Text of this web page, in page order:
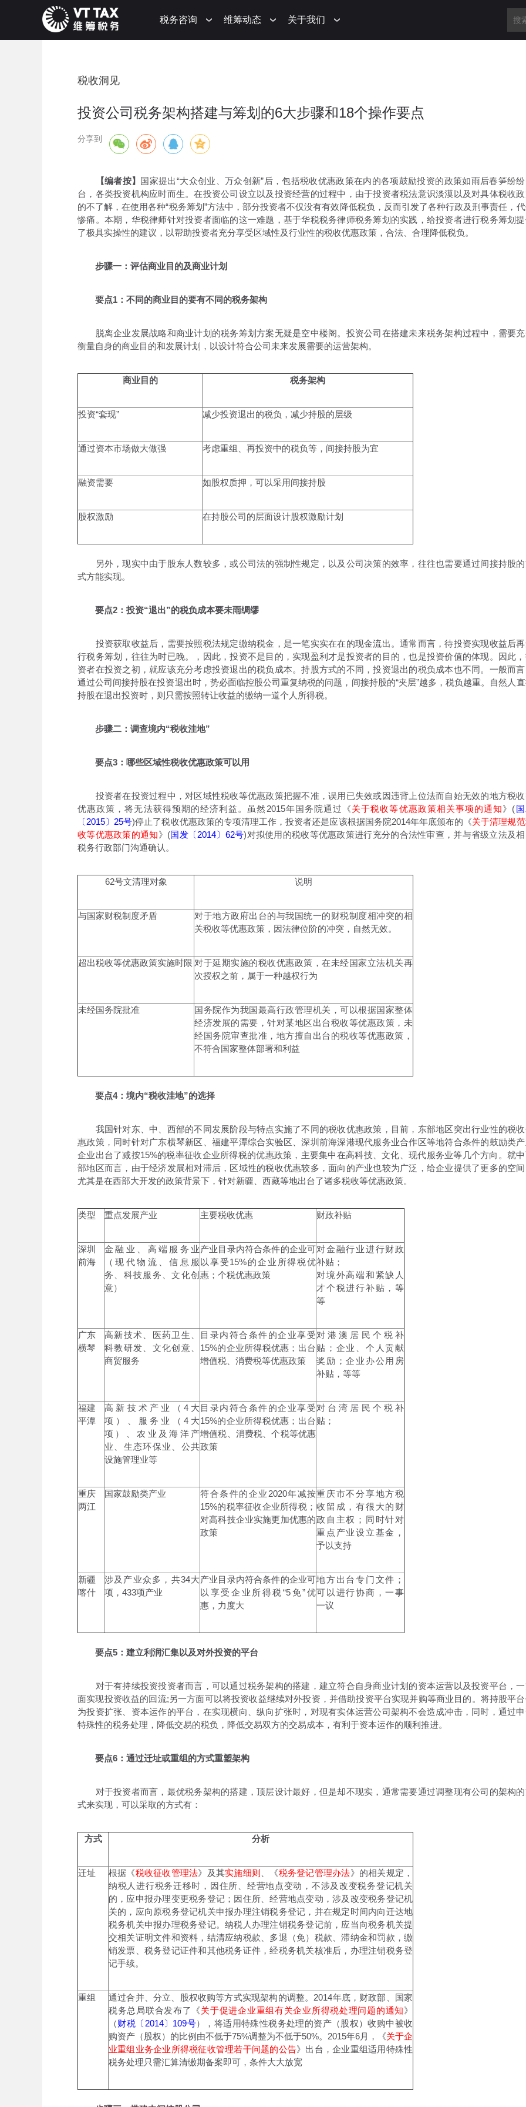
税务咨询 维筹动态 关于我们
税收洞见
投资公司税务架构搭建与筹划的6大步骤和18个操作要点
分享到
【编者按】 国家提出“大众创业、万众创新”后，包括税收优惠政策在内的各项鼓励投资的政策如雨后春笋纷纷
台，各类投资机构应时而生。在投资公司设立以及投资经营的过程中，由于投资者税法意识淡漠以及对具体税收
的不了解，在使用各种“税务筹划”方法中，部分投资者不仅没有有效降低税负，反而引发了各种行政及刑事责任，
惨痛。本期，华税律师针对投资者面临的这一难题，基于华税税务律师税务筹划的实践，给投资者进行税务筹划
了极具实操性的建议，以帮助投资者充分享受区域性及行业性的税收优惠政策，合法、合理降低税负。
步骤一：评估商业目的及商业计划
要点1：不同的商业目的要有不同的税务架构
脱离企业发展战略和商业计划的税务筹划方案无疑是空中楼阁。投资公司在搭建未来税务架构过程中，需要
衡量自身的商业目的和发展计划，以设计符合公司未来发展需要的运营架构。
商业目的 税务架构
投资“套现” 减少投资退出的税负，减少持股的层级
通过资本市场做大做强 考虑重组、再投资中的税负等，间接持股为宜
融资需要 如股权质押，可以采用间接持股
股权激励 在持股公司的层面设计股权激励计划
另外，现实中由于股东人数较多，或公司法的强制性规定，以及公司决策的效率，往往也需要通过间接持股
式方能实现。
要点2：投资“退出”的税负成本要未雨绸缪
投资获取收益后，需要按照税法规定缴纳税金，是一笔实实在在的现金流出。通常而言，待投资实现收益后
行税务筹划，往往为时已晚。，因此，投资不是目的，实现盈利才是投资者的目的，也是投资价值的体现。因此
资者在投资之初，就应该充分考虑投资退出的税负成本。持股方式的不同，投资退出的税负成本也不同。一般而言
通过公司间接持股在投资退出时，势必面临控股公司重复纳税的问题，间接持股的“夹层”越多，税负越重。自然人
持股在退出投资时，则只需按照转让收益的缴纳一道个人所得税。
步骤二：调查境内“税收洼地”
要点3：哪些区域性税收优惠政策可以用
投资者在投资过程中，对区域性税收等优惠政策把握不准，误用已失效或因违背上位法而自始无效的地方税
优惠政策，将无法获得预期的经济利益。虽然2015年国务院通过《关于税收等优惠政策相关事项的通知》(
〔2015〕25号)停止了税收优惠政策的专项清理工作，投资者还是应该根据国务院2014年年底颁布的《关于清理规
收等优惠政策的通知》(国发〔2014〕62号)对拟使用的税收等优惠政策进行充分的合法性审查，并与省级立法及
税务行政部门沟通确认。
62号文清理对象 说明
与国家财税制度矛盾
对于地方政府出台的与我国统一的财税制度相冲突的相
关税收等优惠政策，因法律位阶的冲突，自然无效。
超出税收等优惠政策实施时限 对于延期实施的税收优惠政策，在未经国家立法机关再
次授权之前，属于一种越权行为
未经国务院批准
国务院作为我国最高行政管理机关，可以根据国家整体
经济发展的需要，针对某地区出台税收等优惠政策，未
经国务院审查批准，地方擅自出台的税收等优惠政策，
不符合国家整体部署和利益
要点4：境内“税收洼地”的选择
我国针对东、中、西部的不同发展阶段与特点实施了不同的税收优惠政策，目前，东部地区突出行业性的税
惠政策，同时针对广东横琴新区、福建平潭综合实验区、深圳前海深港现代服务业合作区等地符合条件的鼓励类
企业出台了减按15%的税率征收企业所得税的优惠政策，主要集中在高科技、文化、现代服务业等几个方向。就
部地区而言，由于经济发展相对滞后，区域性的税收优惠较多，面向的产业也较为广泛，给企业提供了更多的空间
尤其是在西部大开发的政策背景下，针对新疆、西藏等地出台了诸多税收等优惠政策。
类型 重点发展产业 主要税收优惠 财政补贴
深圳
前海
金融业、高端服务业
（现代物流、信息服
务、科技服务、文化创
意）
产业目录内符合条件的企业可
以享受15%的企业所得税优
惠；个税优惠政策
对金融行业进行财政
补贴；
对境外高端和紧缺人
才个税进行补贴，等
等
广东
横琴
高新技术、医药卫生、
科教研发、文化创意、
商贸服务
目录内符合条件的企业享受
15%的企业所得税优惠；出台
增值税、消费税等优惠政策
对港澳居民个税补
贴；企业、个人贡献
奖励；企业办公用房
补贴，等等
福建
平潭
高新技术产业（4大
项）、服务业（4大
项）、农业及海洋产
业、生态环保业、公共
设施管理业等
目录内符合条件的企业享受
15%的企业所得税优惠；出台
增值税、消费税、个税等优惠
政策
对台湾居民个税补
贴；
重庆
两江
国家鼓励类产业
符合条件的企业2020年减按
15%的税率征收企业所得税；
对高科技企业实施更加优惠的
政策
重庆市不分享地方税
收留成，有很大的财
政自主权；同时针对
重点产业设立基金，
予以支持
新疆
喀什
涉及产业众多，共34大
项，433项产业
产业目录内符合条件的企业可
以享受企业所得税“5免”优
惠，力度大
地方出台专门文件；
可以进行协商，一事
一议
要点5：建立利润汇集以及对外投资的平台
对于有持续投资投资者而言，可以通过税务架构的搭建，建立符合自身商业计划的资本运营以及投资平台，
面实现投资收益的回流;另一方面可以将投资收益继续对外投资，并借助投资平台实现并购等商业目的。将持股平
为投资扩张、资本运作的平台，在实现横向、纵向扩张时，对现有实体运营公司架构不会造成冲击，同时，通过
特殊性的税务处理，降低交易的税负，降低交易双方的交易成本，有利于资本运作的顺利推进。
要点6：通过迁址或重组的方式重塑架构
对于投资者而言，最优税务架构的搭建，顶层设计最好，但是却不现实，通常需要通过调整现有公司的架构
式来实现，可以采取的方式有：
方式 分析
迁址 根据《税收征收管理法》及其实施细则 、《税务登记管理办法》的相关规定，
纳税人进行税务迁移时，因住所、经营地点变动，不涉及改变税务登记机关
的，应申报办理变更税务登记；因住所、经营地点变动，涉及改变税务登记机
关的，应向原税务登记机关申报办理注销税务登记，并在规定时间内向迁达地
税务机关申报办理税务登记。纳税人办理注销税务登记前，应当向税务机关提
交相关证明文件和资料，结清应纳税款、多退（免）税款、滞纳金和罚款，缴
销发票、税务登记证件和其他税务证件，经税务机关核准后，办理注销税务登
记手续。
重组
通过合并、分立、股权收购等方式实现架构的调整。2014年底，财政部、国家
税务总局联合发布了《关于促进企业重组有关企业所得税处理问题的通知》
（财税〔2014〕109号），将适用特殊性税务处理的资产（股权）收购中被收
购资产（股权）的比例由不低于75%调整为不低于50%。2015年6月，《关于企
业重组业务企业所得税征收管理若干问题的公告》出台，企业重组适用特殊性
税务处理只需汇算清缴期备案即可，条件大大放宽